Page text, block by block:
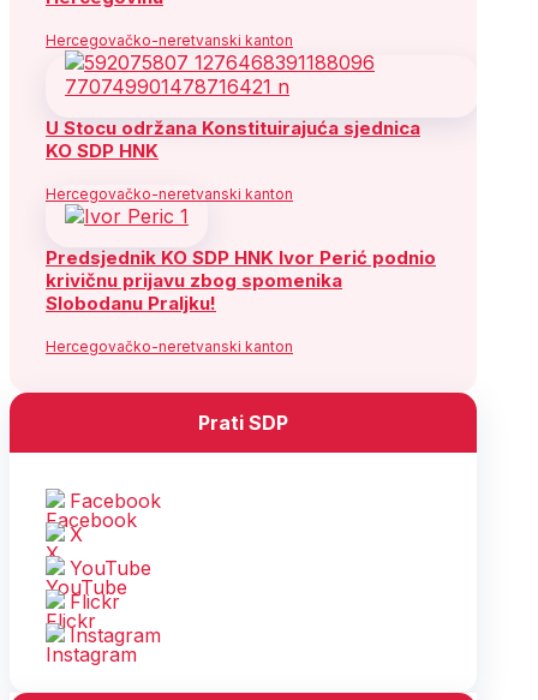
Hercegovačko-neretvanski kanton
U Stocu održana Konstituirajuća sjednica
KO SDP HNK
Hercegovačko-neretvanski kanton
Predsjednik KO SDP HNK Ivor Perić podnio
krivičnu prijavu zbog spomenika
Slobodanu Praljku!
Hercegovačko-neretvanski kanton
Prati SDP
Facebook
X
YouTube
Flickr
Instagram